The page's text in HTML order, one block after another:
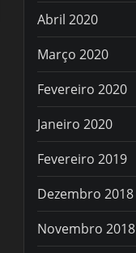
Abril 2020
Março 2020
Fevereiro 2020
Janeiro 2020
Fevereiro 2019
Dezembro 2018
Novembro 2018